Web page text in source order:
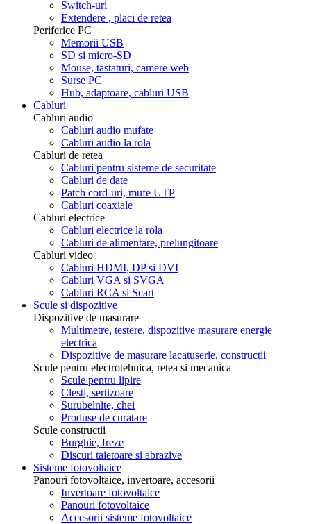
Switch-uri
Extendere , placi de retea
Periferice PC
Memorii USB
SD si micro-SD
Mouse, tastaturi, camere web
Surse PC
Hub, adaptoare, cabluri USB
Cabluri
Cabluri audio
Cabluri audio mufate
Cabluri audio la rola
Cabluri de retea
Cabluri pentru sisteme de securitate
Cabluri de date
Patch cord-uri, mufe UTP
Cabluri coaxiale
Cabluri electrice
Cabluri electrice la rola
Cabluri de alimentare, prelungitoare
Cabluri video
Cabluri HDMI, DP si DVI
Cabluri VGA si SVGA
Cabluri RCA si Scart
Scule si dispozitive
Dispozitive de masurare
Multimetre, testere, dispozitive masurare energie
electrica
Dispozitive de masurare lacatuserie, constructii
Scule pentru electrotehnica, retea si mecanica
Scule pentru lipire
Clesti, sertizoare
Surubelnite, chei
Produse de curatare
Scule constructii
Burghie, freze
Discuri taietoare si abrazive
Sisteme fotovoltaice
Panouri fotovoltaice, invertoare, accesorii
Invertoare fotovoltaice
Panouri fotovoltaice
Accesorii sisteme fotovoltaice